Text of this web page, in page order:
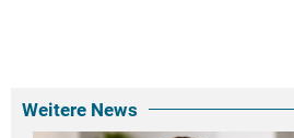
Weitere News